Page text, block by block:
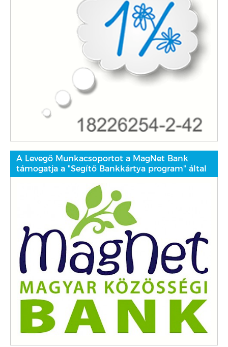
A Levegő Munkacsoportot a MagNet Bank
támogatja a "Segítő Bankkártya program" által